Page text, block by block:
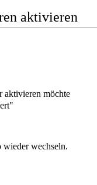
aktivieren
aktivieren möchte
wieder wechseln.